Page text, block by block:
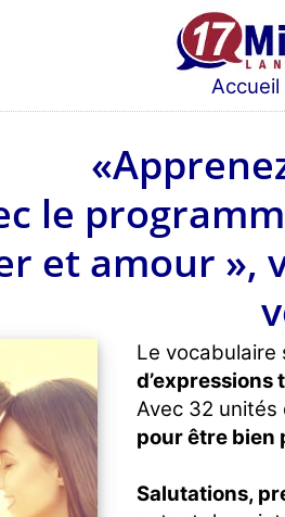
Accueil
le
et amour »,
Le vocabulaire
d’expressions
Avec 32 unités
pour être bien
Salutations,